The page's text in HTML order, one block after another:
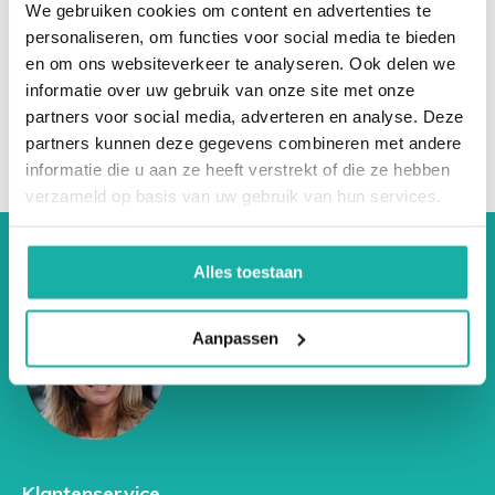
We gebruiken cookies om content en advertenties te
personaliseren, om functies voor social media te bieden
en om ons websiteverkeer te analyseren. Ook delen we
informatie over uw gebruik van onze site met onze
partners voor social media, adverteren en analyse. Deze
partners kunnen deze gegevens combineren met andere
informatie die u aan ze heeft verstrekt of die ze hebben
verzameld op basis van uw gebruik van hun services.
Alles toestaan
Aanpassen
aardbei, ananas, druiven, kiwi, mango, papaja,
vijgenVoedselintolerantie test
cacao en chocolade
drop
eieren
kruiden en specerijen, gember, kaneel, kardemon, kerrie,
koriander, laos,
paprikapoeder, peper en vanille
schaal- en schelpdieren (garnalen, krab en mosselen)
Zoals je kunt zien is er behoorlijk wat voeding waar je
het meest, waar heeft jouw lichaam het meeste last
van? Voedingsmiddelen waar je gevoelig voor bent
zorgen voor een verzwakt immuunsysteem. Het is
€ 137,-